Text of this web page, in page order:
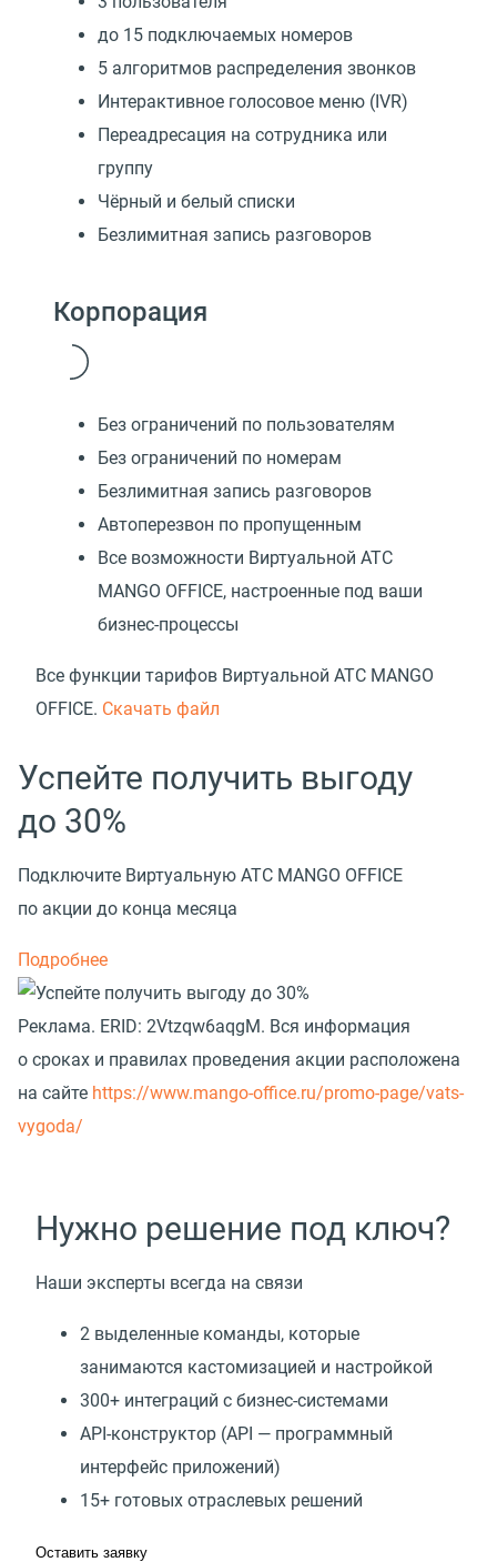
до 15 подключаемых номеров
5 алгоритмов распределения звонков
Интерактивное голосовое меню (IVR)
Переадресация на сотрудника или
группу
Чёрный и белый списки
Безлимитная запись разговоров
Корпорация
Без ограничений по пользователям
Без ограничений по номерам
Безлимитная запись разговоров
Автоперезвон по пропущенным
Все возможности Виртуальной АТС
MANGO OFFICE, настроенные под ваши
бизнес-процессы
Все функции тарифов Виртуальной АТС MANGO
OFFICE. Скачать файл
Успейте получить выгоду
до 30%
Подключите Виртуальную АТС MANGO OFFICE
по акции до конца месяца
Подробнее
Реклама. ERID: 2Vtzqw6aqgM. Вся информация
о сроках и правилах проведения акции расположена
на сайте https://www.mango-office.ru/promo-page/vats-
vygoda/
Нужно решение под ключ?
Наши эксперты всегда на связи
2 выделенные команды, которые
занимаются кастомизацией и настройкой
300+ интеграций с бизнес-системами
API-конструктор (API — программный
интерфейс приложений)
15+ готовых отраслевых решений
Оставить заявку